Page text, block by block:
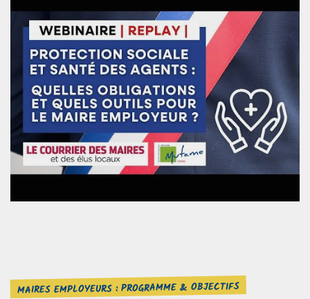
MAIRES EMPLOYEURS : PROGRAMME & OBJECTIFS